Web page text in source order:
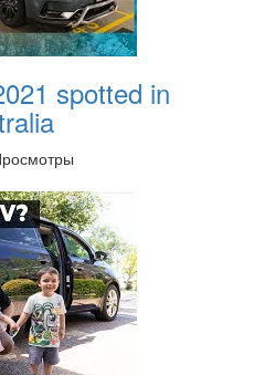
spotted in